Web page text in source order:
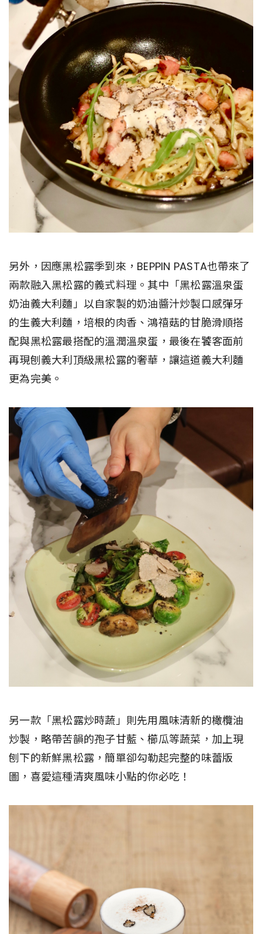
另外，因應黑松露季到來，BEPPIN PASTA也帶來了
兩款融入黑松露的義式料理。其中「黑松露溫泉蛋
奶油義大利麵」以自家製的奶油醬汁炒製口感彈牙
的生義大利麵，培根的肉香、鴻禧菇的甘脆滑順搭
配與黑松露最搭配的溫潤溫泉蛋，最後在饕客面前
再現刨義大利頂級黑松露的奢華，讓這道義大利麵
更為完美。
另一款「黑松露炒時蔬」則先用風味清新的橄欖油
炒製，略帶苦韻的孢子甘藍、櫛瓜等蔬菜，加上現
刨下的新鮮黑松露，簡單卻勾勒起完整的味蕾版
圖，喜愛這種清爽風味小點的你必吃！